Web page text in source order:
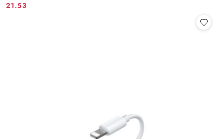
Cena:
21.53